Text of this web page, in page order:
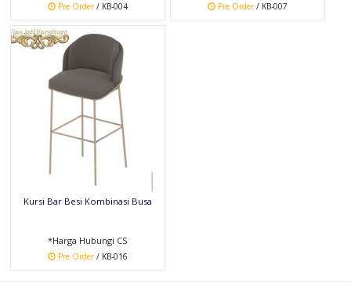
Pre Order/ KB-004 Pre Order/ KB-007
Kursi Bar Besi Kombinasi Busa
*Harga Hubungi CS
Pre Order/ KB-016